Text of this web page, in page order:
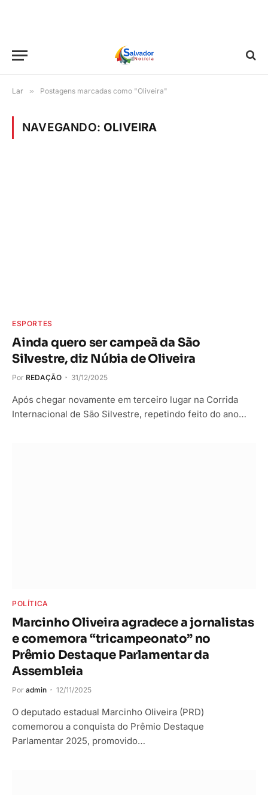
Lar » Postagens marcadas como "Oliveira"
NAVEGANDO: OLIVEIRA
ESPORTES
Ainda quero ser campeã da São
Silvestre, diz Núbia de Oliveira
Por REDAÇÃO 31/12/2025
Após chegar novamente em terceiro lugar na Corrida
Internacional de São Silvestre, repetindo feito do ano…
POLÍTICA
Marcinho Oliveira agradece a jornalistas
e comemora “tricampeonato” no
Prêmio Destaque Parlamentar da
Assembleia
Por admin 12/11/2025
O deputado estadual Marcinho Oliveira (PRD)
comemorou a conquista do Prêmio Destaque
Parlamentar 2025, promovido…